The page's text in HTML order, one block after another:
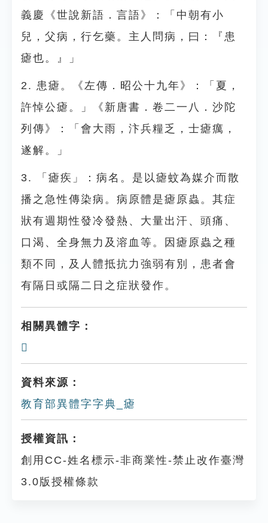
義慶《世說新語．言語》：「中朝有小
兒，父病，行乞藥。主人問病，曰：『患
瘧也。』」
2. 患瘧。《左傳．昭公十九年》：「夏，
許悼公瘧。」《新唐書．卷二一八．沙陀
列傳》：「會大雨，汴兵糧乏，士瘧癘，
遂解。」
3. 「瘧疾」：病名。是以瘧蚊為媒介而散
播之急性傳染病。病原體是瘧原蟲。其症
狀有週期性發冷發熱、大量出汗、頭痛、
口渴、全身無力及溶血等。因瘧原蟲之種
類不同，及人體抵抗力強弱有別，患者會
有隔日或隔二日之症狀發作。
相關異體字：
𤺝
資料來源：
教育部異體字字典_瘧
授權資訊：
創用CC-姓名標示-非商業性-禁止改作臺灣
3.0版授權條款